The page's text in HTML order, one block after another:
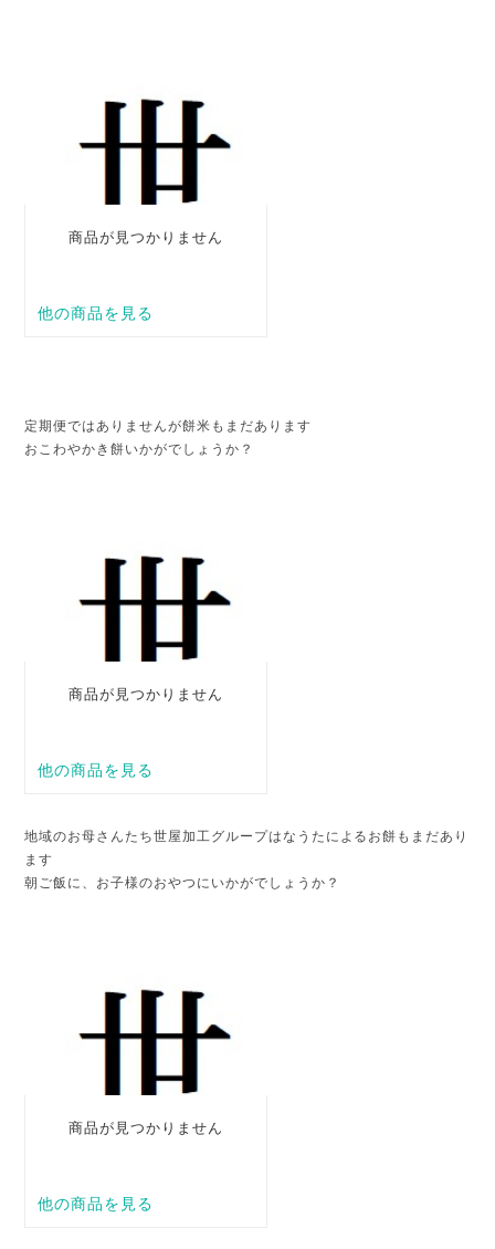
定期便ではありませんが餅米もまだあります
おこわやかき餅いかがでしょうか？
地域のお母さんたち世屋加工グループはなうたによるお餅もまだあり
ます
朝ご飯に、お子様のおやつにいかがでしょうか？